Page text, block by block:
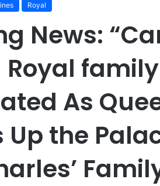
Royal
News:
Royal
As
Up the